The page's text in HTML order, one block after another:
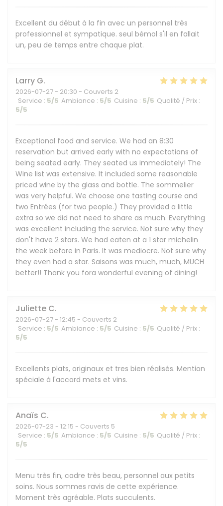
Excellent du début à la fin avec un personnel très
professionnel et sympatique. seul bémol s'il en fallait
un, peu de temps entre chaque plat.
Larry G
2026-07-27 - 20:30 - Couverts 2
Service : 5/5 Ambiance : 5/5 Cuisine : 5/5 Qualité / Prix :
5/5
Exceptional food and service. We had an 8:30
reservation but arrived early with no expectations of
being seated early. They seated us immediately! The
Wine list was extensive. It included some reasonable
priced wine by the glass and bottle. The sommelier
was very helpful. We choose one tasting course and
two Entrées (for two people.) They provided a little
extra so we did not need to share as much. Everything
was excellent including the service. Not sure why they
don't have 2 stars. We had eaten at a 1 star michelin
the week before in Paris. It was mediocre. Not sure why
they even had a star. Saisons was much, much, MUCH
better!! Thank you fora wonderful evening of dining!
Juliette C
2026-07-27 - 12:45 - Couverts 2
Service : 5/5 Ambiance : 5/5 Cuisine : 5/5 Qualité / Prix :
5/5
Excellents plats, originaux et tres bien réalisés. Mention
spéciale à l'accord mets et vins.
Anaïs C
2026-07-23 - 12:15 - Couverts 5
Service : 5/5 Ambiance : 5/5 Cuisine : 5/5 Qualité / Prix :
5/5
Menu très fin, cadre très beau, personnel aux petits
soins. Nous sommes ravis de cette expérience.
Moment très agréable. Plats succulents.